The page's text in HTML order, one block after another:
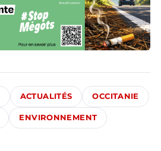
ACTUALITÉS OCCITANIE
ENVIRONNEMENT